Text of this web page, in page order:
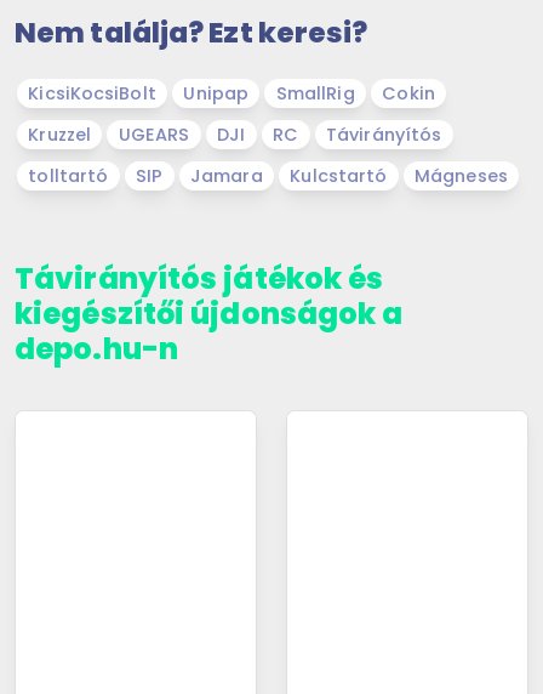
Nem találja? Ezt keresi?
KicsiKocsiBolt Unipap SmallRig
Cokin
Kruzzel
UGEARS DJI RC
Távirányítós
tolltartó
SIP Jamara Kulcstartó Mágneses
Távirányítós játékok és
kiegészítői újdonságok a
depo.hu-n